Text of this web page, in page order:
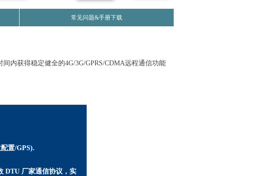
常见问题&手册下载
内获得稳定健全的4G/3G/GPRS/CDMA远程通信功能
置/GPS).
DTU 厂家通信协议，实